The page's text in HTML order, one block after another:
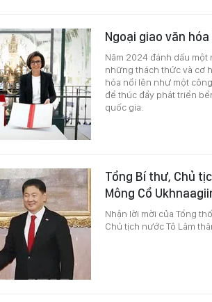
Ngoại giao văn
Năm 2024 đánh dấu
những thách thức và cơ
hóa nổi lên như một
để thúc đẩy phát triển
quốc gia.
Tổng Bí thư, Chủ
Mông Cổ
Nhận lời mời của Tổng
Chủ tịch nước Tô Lâm